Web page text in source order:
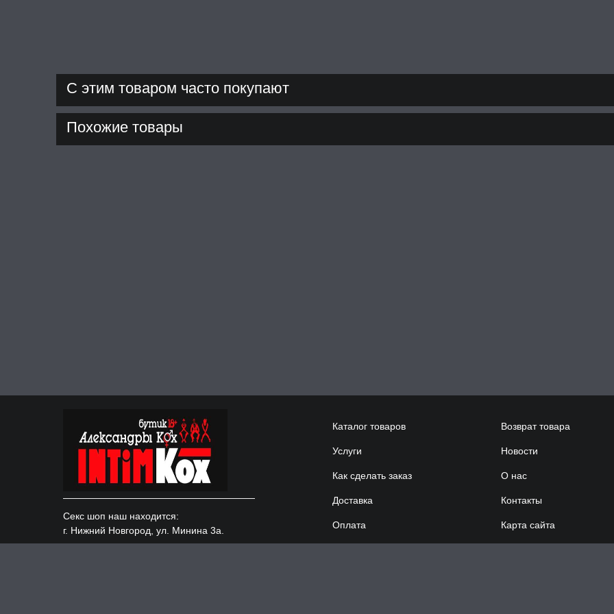
С этим товаром часто покупают
Похожие товары
Секс шоп наш находится:
г. Нижний Новгород, ул. Минина 3а.
Каталог товаров
Услуги
Как сделать заказ
Доставка
Оплата
Возврат товара
Новости
О нас
Контакты
Карта сайта